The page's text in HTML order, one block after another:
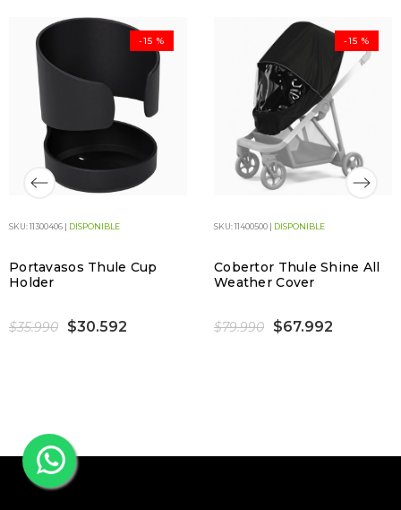
SKU: 11300406 | DISPONIBLE
Portavasos Thule Cup
Holder
$35.990 $30.592
-15 %
SKU: 11400500 | DISPONIBLE
Cobertor Thule Shine All
Weather Cover
$79.990 $67.992
-15 %